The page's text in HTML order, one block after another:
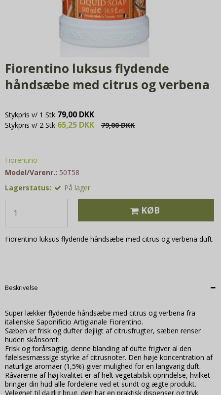
Fiorentino luksus flydende
håndsæbe med citrus og verbena
Stykpris v/ 1 Stk 79,00 DKK
Stykpris v/ 2 Stk 65,25 DKK 79,00 DKK
Fiorentino
Model/Varenr.: 50T58
Lagerstatus:
På lager
KØB
Fiorentino luksus flydende håndsæbe med citrus og verbena duft.
Beskrivelse
Super lækker flydende håndsæbe med citrus og verbena fra
italienske Saponificio Artigianale Fiorentino.
Sæben er frisk og dufter dejligt af citrusfrugter, sæben renser
huden skånsomt.
Frisk og forårsagtig, denne blanding af dufte frigiver al den
følelsesmæssige styrke af citrusnoter. Den høje koncentration af
naturlige aromaer (1,5%) giver mulighed for en langvarig duft.
Råvarerne af høj kvalitet er af helt vegetabilsk oprindelse, hvilket
bringer din hud alle fordelene ved et sundt og ægte produkt.
Velegnet til daglig brug, den har en praktisk dispenser og tryk.